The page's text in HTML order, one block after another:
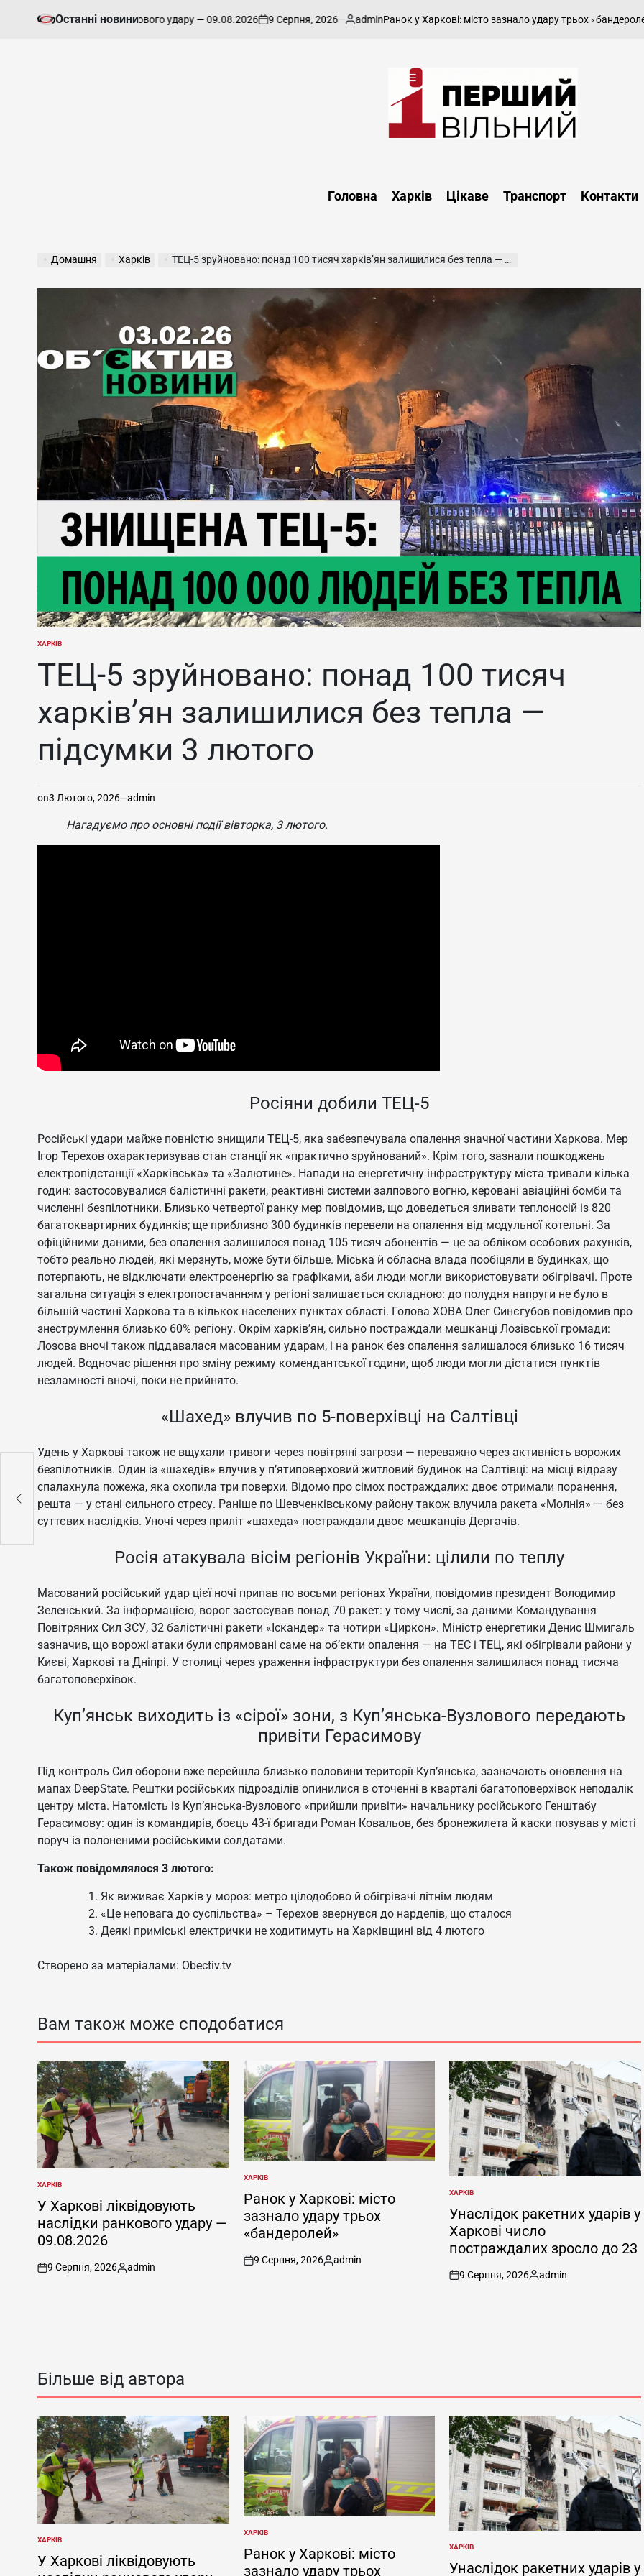
Останні новини
наслідки ранкового удару — 09.08.2026
on
9 Серпня, 2026
Опубліковано
admin Ранок у Харкові: місто зазнало удару трьох «бандеролей»
on
9
харківський,
області
Головна Харків Цікаве Транспорт Контакти
Домашня Харків ТЕЦ-5 зруйновано: понад 100 тисяч харків’ян залишилися без тепла — підсумки 3 лютого
ОПУБЛІКУВАТИ
ХАРКІВ
ТЕЦ-5 зруйновано: понад 100 тисяч
харків’ян залишилися без тепла —
підсумки 3 лютого
on3 Лютого, 2026 admin
Нагадуємо про основні події вівторка, 3 лютого.
Росіяни добили ТЕЦ-5
Російські удари майже повністю знищили ТЕЦ-5, яка забезпечувала опалення значної частини Харкова. Мер
Ігор Терехов охарактеризував стан станції як «практично зруйнований». Крім того, зазнали пошкоджень
електропідстанції «Харківська» та «Залютине». Напади на енергетичну інфраструктуру міста тривали кілька
годин: застосовувалися балістичні ракети, реактивні системи залпового вогню, керовані авіаційні бомби та
численні безпілотники. Близько четвертої ранку мер повідомив, що доведеться зливати теплоносій із 820
багатоквартирних будинків; ще приблизно 300 будинків перевели на опалення від модульної котельні. За
офіційними даними, без опалення залишилося понад 105 тисяч абонентів — це за обліком особових рахунків,
тобто реально людей, які мерзнуть, може бути більше. Міська й обласна влада пообіцяли в будинках, що
потерпають, не відключати електроенергію за графіками, аби люди могли використовувати обігрівачі. Проте
загальна ситуація з електропостачанням у регіоні залишається складною: до полудня напруги не було в
більшій частині Харкова та в кількох населених пунктах області. Голова ХОВА Олег Синєгубов повідомив про
знеструмлення близько 60% регіону. Окрім харків’ян, сильно постраждали мешканці Лозівської громади:
Лозова вночі також піддавалася масованим ударам, і на ранок без опалення залишалося близько 16 тисяч
людей. Водночас рішення про зміну режиму комендантської години, щоб люди могли дістатися пунктів
незламності вночі, поки не прийнято.
«Шахед» влучив по 5-поверхівці на Салтівці
Удень у Харкові також не вщухали тривоги через повітряні загрози — переважно через активність ворожих
безпілотників. Один із «шахедів» влучив у п’ятиповерховий житловий будинок на Салтівці: на місці відразу
спалахнула пожежа, яка охопила три поверхи. Відомо про сімох постраждалих: двоє отримали поранення,
решта — у стані сильного стресу. Раніше по Шевченківському району також влучила ракета «Молнія» — без
суттєвих наслідків. Уночі через приліт «шахеда» постраждали двоє мешканців Дергачів.
Росія атакувала вісім регіонів України: цілили по теплу
Масований російський удар цієї ночі припав по восьми регіонах України, повідомив президент Володимир
Зеленський. За інформацією, ворог застосував понад 70 ракет: у тому числі, за даними Командування
Повітряних Сил ЗСУ, 32 балістичні ракети «Іскандер» та чотири «Циркон». Міністр енергетики Денис Шмигаль
зазначив, що ворожі атаки були спрямовані саме на об’єкти опалення — на ТЕС і ТЕЦ, які обігрівали райони у
Києві, Харкові та Дніпрі. У столиці через ураження інфраструктури без опалення залишилася понад тисяча
багатоповерхівок.
Куп’янськ виходить із «сірої» зони, з Куп’янська-Вузлового передають
привіти Герасимову
Під контроль Сил оборони вже перейшла близько половини території Куп’янська, зазначають оновлення на
мапах DeepState. Рештки російських підрозділів опинилися в оточенні в кварталі багатоповерхівок неподалік
центру міста. Натомість із Куп’янська-Вузлового «прийшли привіти» начальнику російського Генштабу
Герасимову: один із командирів, боєць 43-ї бригади Роман Ковальов, без бронежилета й каски позував у місті
поруч із полоненими російськими солдатами.
Також повідомлялося 3 лютого:
Як виживає Харків у мороз: метро цілодобово й обігрівачі літнім людям
«Це неповага до суспільства» – Терехов звернувся до нардепів, що сталося
Деякі приміські електрички не ходитимуть на Харківщині від 4 лютого
Створено за матеріалами: Obectiv.tv
Вам також може сподобатися
ОПУБЛІКУВАТИ
У
ХАРКІВ
У Харкові ліквідовують
наслідки ранкового удару —
09.08.2026
on
9 Серпня, 2026
Опубліковано
admin
ОПУБЛІКУВАТИ
У
ХАРКІВ
Ранок у Харкові: місто
зазнало удару трьох
«бандеролей»
on
9 Серпня, 2026
Опубліковано
admin
ОПУБЛІКУВАТИ
У
ХАРКІВ
Унаслідок ракетних ударів у
Харкові число
постраждалих зросло до 23
on
9 Серпня, 2026
Опубліковано
admin
Більше від автора
ОПУБЛІКУВАТИ
У
ХАРКІВ
У Харкові ліквідовують
ОПУБЛІКУВАТИ
У
ХАРКІВ
Ранок у Харкові: місто
зазнало удару трьох
ОПУБЛІКУВАТИ
У
ХАРКІВ
Унаслідок ракетних ударів у